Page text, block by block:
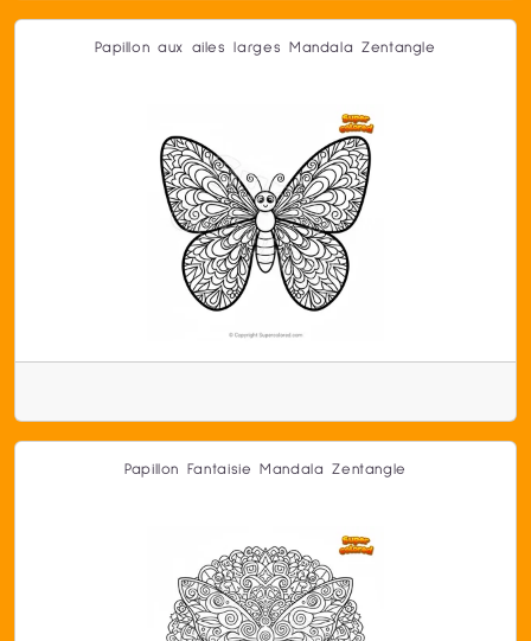
Papillon aux ailes larges Mandala Zentangle
Papillon Fantaisie Mandala Zentangle